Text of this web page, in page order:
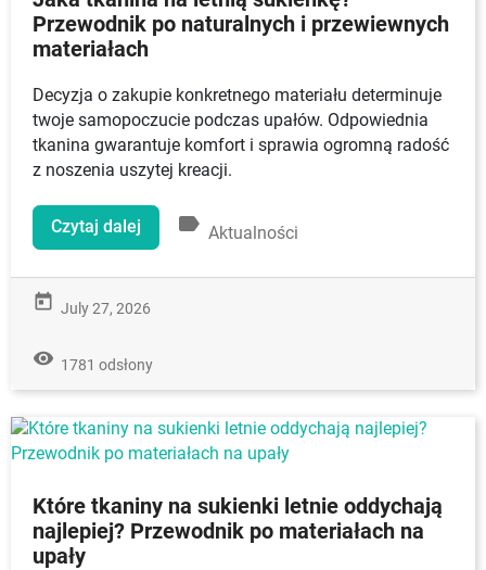
Przewodnik po naturalnych i przewiewnych
materiałach
Decyzja o zakupie konkretnego materiału determinuje
twoje samopoczucie podczas upałów. Odpowiednia
tkanina gwarantuje komfort i sprawia ogromną radość
z noszenia uszytej kreacji.
Czytaj dalej label Aktualności
today July 27, 2026
remove_red_eye 1781 odsłony
Które tkaniny na sukienki letnie oddychają
najlepiej? Przewodnik po materiałach na
upały